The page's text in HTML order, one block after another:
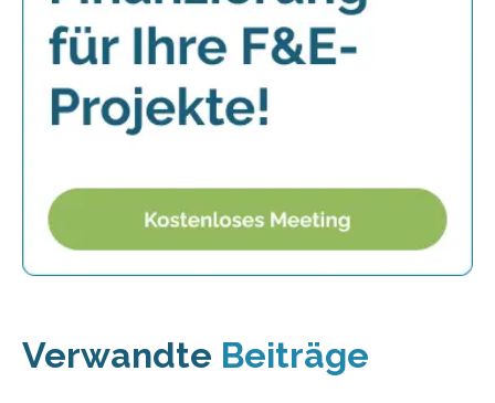
Verwandte Beiträge